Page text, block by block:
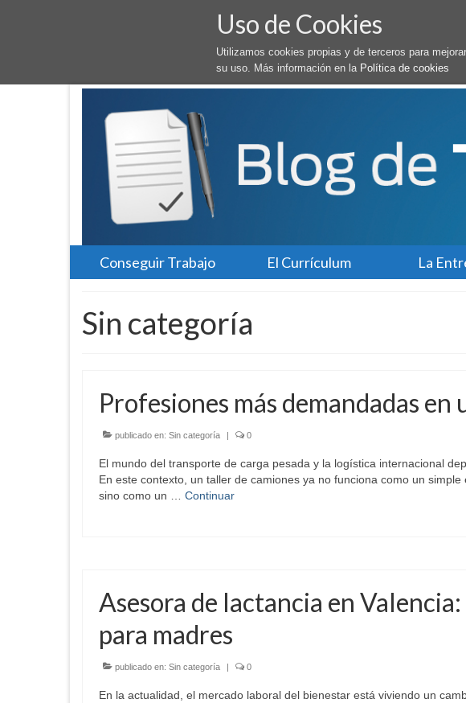
Uso de Cookies
Utilizamos cookies propias y de terceros para
su uso. Más información en la Política de cookies
Conseguir Trabajo El Currículum La
Sin categoría
Profesiones más demandadas
publicado en: Sin categoría | 0
El mundo del transporte de carga pesada y la logística internacional
En este contexto, un taller de camiones ya no funciona como un
sino como un … Continuar
Asesora de lactancia en
para madres
publicado en: Sin categoría | 0
En la actualidad, el mercado laboral del bienestar está viviendo un